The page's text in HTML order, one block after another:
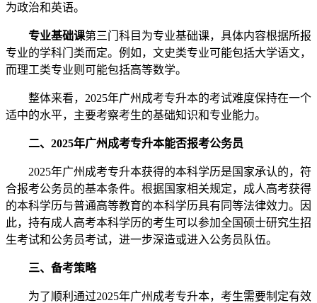
为政治和英语。
专业基础课第三门科目为专业基础课，具体内容根据所报
专业的学科门类而定。例如，文史类专业可能包括大学语文，
而理工类专业则可能包括高等数学。
整体来看，2025年广州成考专升本的考试难度保持在一个
适中的水平，主要考察考生的基础知识和专业能力。
二、2025年广州成考专升本能否报考公务员
2025年广州成考专升本获得的本科学历是国家承认的，符
合报考公务员的基本条件。根据国家相关规定，成人高考获得
的本科学历与普通高等教育的本科学历具有同等法律效力。因
此，持有成人高考本科学历的考生可以参加全国硕士研究生招
生考试和公务员考试，进一步深造或进入公务员队伍。
三、备考策略
为了顺利通过2025年广州成考专升本，考生需要制定有效